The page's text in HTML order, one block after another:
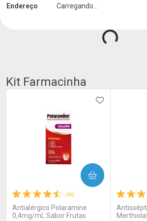
Endereço Carregando...
Carregando
Kit Farmacinha
(46)
Antialérgico Polaramine
0,4mg/mL Sabor Frutas
ADICIONAR
COMPRAR